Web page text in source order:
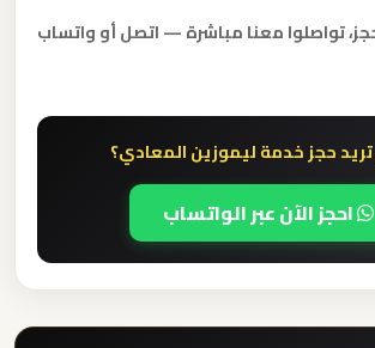
تواصلوا معنا مباشرة — اتصل أو واتساب
حجز خدمة ليموزين المعادي؟
احجز الآن عبر الواتساب